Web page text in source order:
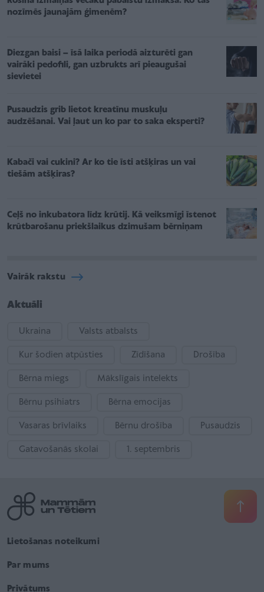
nozīmēs jaunajām ģimenēm?
Diezgan baisi – īsā laika periodā aizturēti gan
vairāki pedofili, gan uzbrukts arī pieaugušai
sievietei
Pusaudzis grib lietot kreatīnu muskuļu
audzēšanai. Vai ļaut un ko par to saka eksperti?
Kabači vai cukini? Ar ko tie īsti atšķiras un vai
tiešām atšķiras?
Ceļš no inkubatora līdz krūtij. Kā veiksmīgi īstenot
krūtbarošanu priekšlaikus dzimušam bērniņam
Vairāk rakstu
Aktuāli
Ukraina Valsts atbalsts
Kur šodien atpūsties Zīdīšana Drošība
Bērna miegs Mākslīgais intelekts
Bērnu psihiatrs Bērna emocijas
Vasaras brīvlaiks Bērnu drošība Pusaudzis
Gatavošanās skolai 1. septembris
Lietošanas noteikumi
Par mums
Privātums